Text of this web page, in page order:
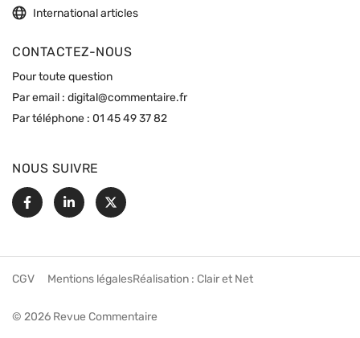
International articles
CONTACTEZ-NOUS
Pour toute question
Par email : digital@commentaire.fr
Par téléphone : 01 45 49 37 82
NOUS SUIVRE
FacebookLinkedin
X
© 2026 Revue Commentaire
CGV Mentions légalesRéalisation : Clair et Net